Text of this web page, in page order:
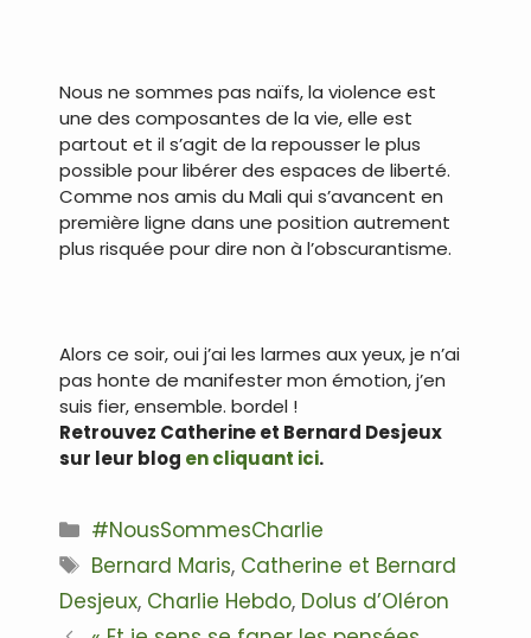
Nous ne sommes pas naïfs, la violence est
une des composantes de la vie, elle est
partout et il s’agit de la repousser le plus
possible pour libérer des espaces de liberté.
Comme nos amis du Mali qui s’avancent en
première ligne dans une position autrement
plus risquée pour dire non à l’obscurantisme.
Alors ce soir, oui j’ai les larmes aux yeux, je n’ai
pas honte de manifester mon émotion, j’en
suis fier, ensemble. bordel !
Retrouvez Catherine et Bernard Desjeux
sur leur blog en cliquant ici.
Catégories
#NousSommesCharlie
Étiquettes
Bernard Maris, Catherine et Bernard
Desjeux, Charlie Hebdo, Dolus d’Oléron
Navigation